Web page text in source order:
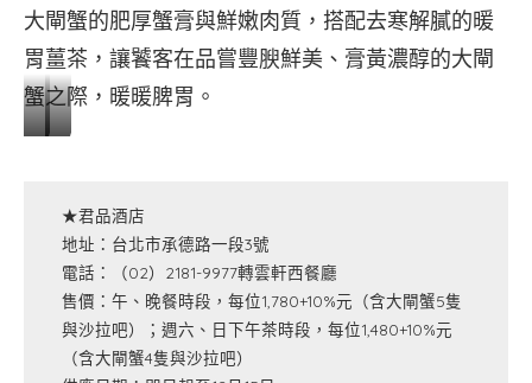
大閘蟹的肥厚蟹膏與鮮嫩肉質，搭配去寒解膩的暖
胃薑茶，讓饕客在品嘗豐腴鮮美、膏黃濃醇的大閘
蟹之際，暖暖脾胃。
（圖．
供）
（圖．
酒
店
提
供）
★君品酒店
地址：台北市承德路一段3號
電話：（02）2181-9977轉雲軒西餐廳
售價：午、晚餐時段，每位1,780+10%元（含大閘蟹5隻
與沙拉吧）；週六、日下午茶時段，每位1,480+10%元
（含大閘蟹4隻與沙拉吧）